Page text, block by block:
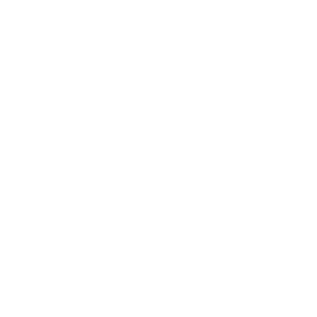
させていただ
き作成されるも
御機器販売店・
です。
1000ppm以下、
下、フタル酸ジブチ
貨物等」とい
可)を取得する
要な手段を講じ
これらの製造装